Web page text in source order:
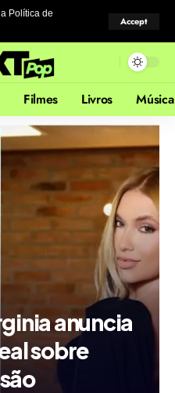
Política de
Accept
Filmes Livros Música
anuncia
sobre